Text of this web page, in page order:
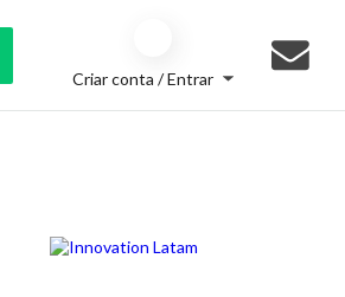
Criar conta / Entrar